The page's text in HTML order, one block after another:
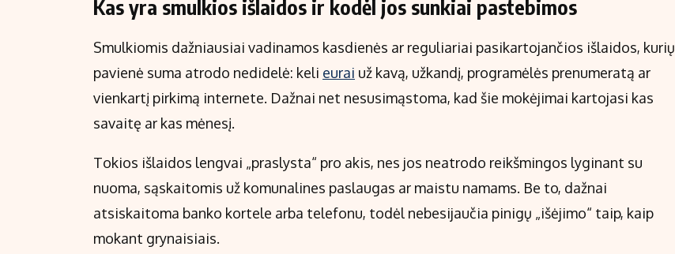
Kas yra smulkios išlaidos ir kodėl jos sunkiai pastebimos
Smulkiomis dažniausiai vadinamos kasdienės ar reguliariai pasikartojančios išlaidos, kurių
pavienė suma atrodo nedidelė: keli eurai už kavą, užkandį, programėlės prenumeratą ar
vienkartį pirkimą internete. Dažnai net nesusimąstoma, kad šie mokėjimai kartojasi kas
savaitę ar kas mėnesį.
Tokios išlaidos lengvai „praslysta“ pro akis, nes jos neatrodo reikšmingos lyginant su
nuoma, sąskaitomis už komunalines paslaugas ar maistu namams. Be to, dažnai
atsiskaitoma banko kortele arba telefonu, todėl nebesijaučia pinigų „išėjimo“ taip, kaip
mokant grynaisiais.